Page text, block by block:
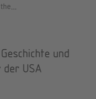
und
USA